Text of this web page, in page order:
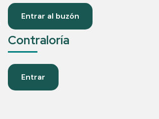
Entrar al buzón
Contraloría
Entrar